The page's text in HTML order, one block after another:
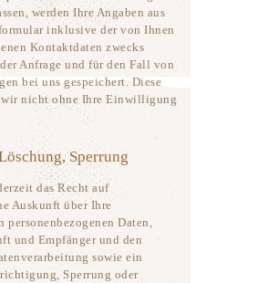
werden Ihre Angaben aus
inklusive der von Ihnen
Kontaktdaten zwecks
Anfrage und für den Fall von
bei uns gespeichert. Diese
wir nicht ohne Ihre Einwilligung
Sperrung
das Recht auf
Auskunft über Ihre
personenbezogenen Daten,
und Empfänger und den
sowie ein
Sperrung oder